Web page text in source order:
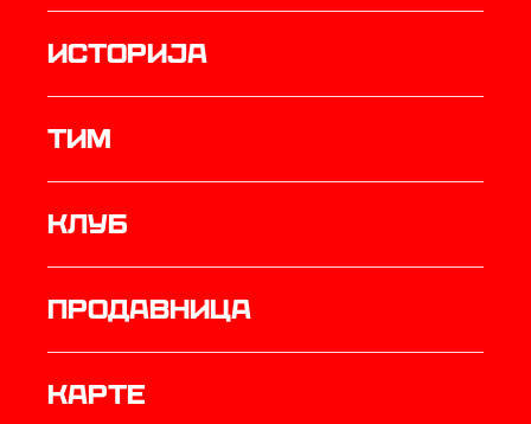
историја
ТИМ
Клуб
продавница
Карте